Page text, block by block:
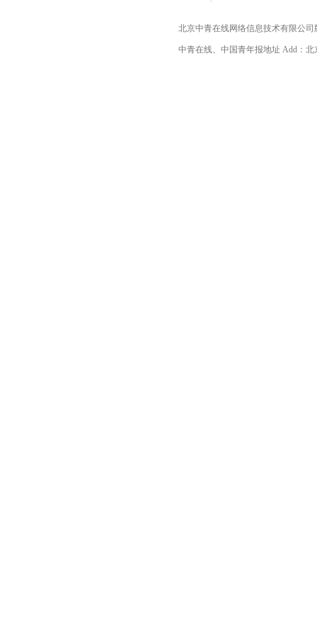
北京中青在线网络信息技术有限公
中青在线、中国青年报地址 Add：北